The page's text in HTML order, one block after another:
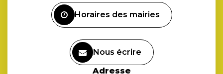
Horaires des mairies
Nous écrire
Adresse